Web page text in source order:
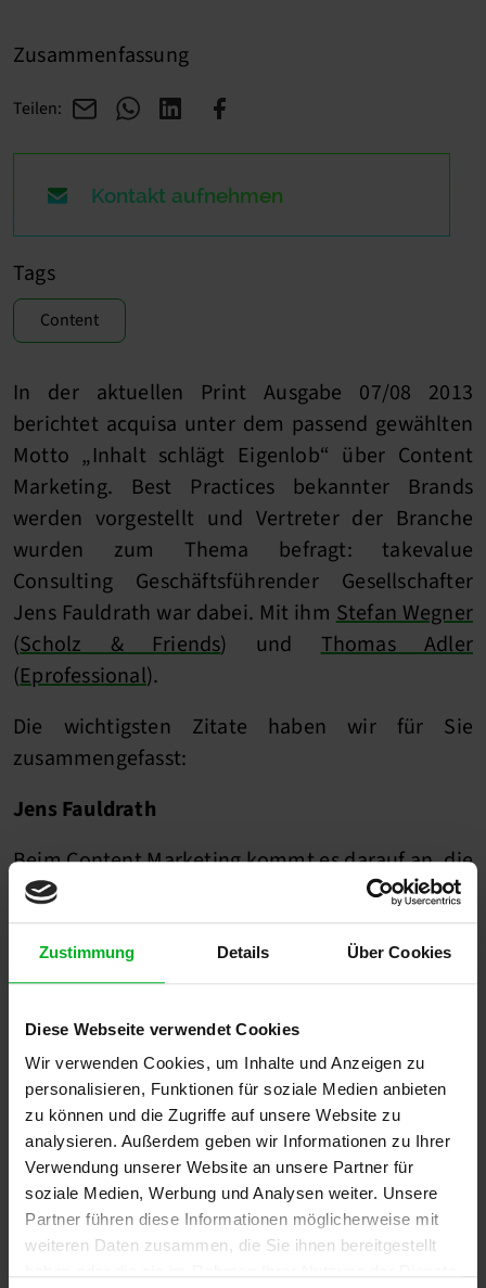
Zustimmung Details Über Cookies
Diese Webseite verwendet Cookies
Wir verwenden Cookies, um Inhalte und Anzeigen zu
personalisieren, Funktionen für soziale Medien anbieten
zu können und die Zugriffe auf unsere Website zu
analysieren. Außerdem geben wir Informationen zu Ihrer
Verwendung unserer Website an unsere Partner für
soziale Medien, Werbung und Analysen weiter. Unsere
Partner führen diese Informationen möglicherweise mit
weiteren Daten zusammen, die Sie ihnen bereitgestellt
Zusammenfassung
Teilen:
Kontakt aufnehmen
Tags
Content
In der aktuellen Print Ausgabe 07/08 2013
berichtet acquisa unter dem passend gewählten
Motto „Inhalt schlägt Eigenlob“ über Content
Marketing. Best Practices bekannter Brands
werden vorgestellt und Vertreter der Branche
wurden zum Thema befragt: takevalue
Consulting Geschäftsführender Gesellschafter
Jens Fauldrath war dabei. Mit ihm Stefan Wegner
(Scholz & Friends) undThomas Adler
(Eprofessional).
Die wichtigsten Zitate haben wir für Sie
zusammengefasst:
Jens Fauldrath
Beim Content Marketing kommt es darauf an, die
Nutzerperspektive einzunehmen. Wer die
Motivation für eine bestimmte Handlung
versteht, wird mit relevanten Inhalten Erfolg
haben.
Wer darauf verzichtet, Inhalte aus
Nutzerperspektive aufzubereiten, verzichtet
auch auf Umsatz.
Stefan Wegner
Content Marketing verkauft langsamer, bindet
aber wesentlich besser.